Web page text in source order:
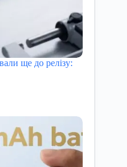
ще до релізу: